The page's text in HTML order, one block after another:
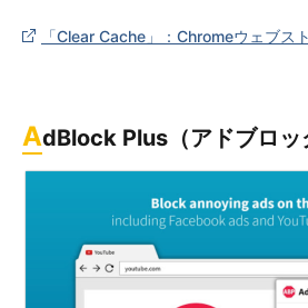
「Clear Cache」：Chromeウェブス
AdBlock Plus（アドブロッ